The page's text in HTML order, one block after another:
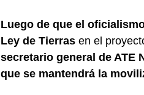
Luego de que el
Ley de Tierras en el
secretario general de ATE
que se mantendrá la